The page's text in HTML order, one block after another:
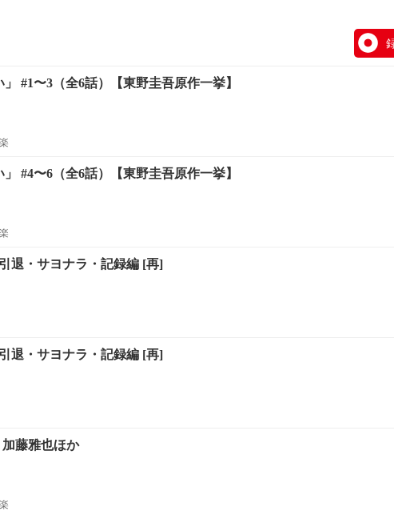
#1〜3（全6話）【東野圭吾原作一挙】
#4〜6（全6話）【東野圭吾原作一挙】
退・サヨナラ・記録編 [再]
退・サヨナラ・記録編 [再]
藤雅也ほか